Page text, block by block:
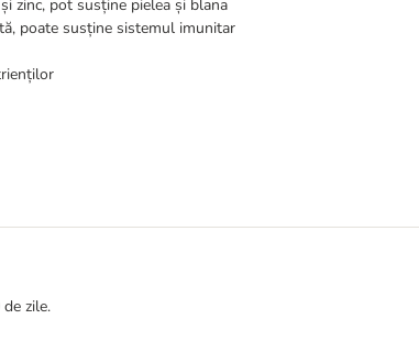
zinc, pot susține pielea și blana
poate susține sistemul imunitar
zile.